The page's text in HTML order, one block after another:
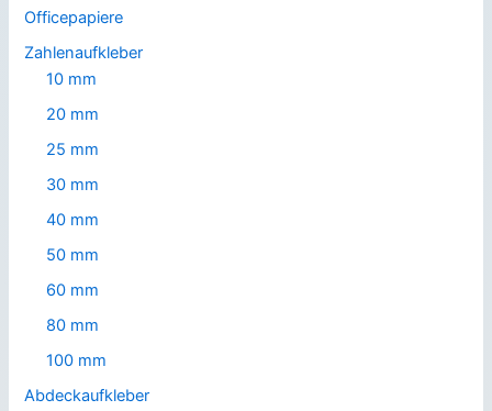
Officepapiere
Zahlenaufkleber
10 mm
20 mm
25 mm
30 mm
40 mm
50 mm
60 mm
80 mm
100 mm
Abdeckaufkleber